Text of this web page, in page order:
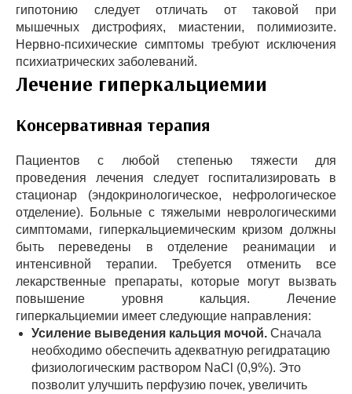
гипотонию следует отличать от таковой при
мышечных дистрофиях, миастении, полимиозите.
Нервно-психические симптомы требуют исключения
психиатрических заболеваний.
Лечение гиперкальциемии
Консервативная терапия
Пациентов с любой степенью тяжести для
проведения лечения следует госпитализировать в
стационар (эндокринологическое, нефрологическое
отделение). Больные с тяжелыми неврологическими
симптомами, гиперкальциемическим кризом должны
быть переведены в отделение реанимации и
интенсивной терапии. Требуется отменить все
лекарственные препараты, которые могут вызвать
повышение уровня кальция. Лечение
гиперкальциемии имеет следующие направления:
Усиление выведения кальция мочой. Сначала
необходимо обеспечить адекватную регидратацию
физиологическим раствором NaCl (0,9%). Это
позволит улучшить перфузию почек, увеличить